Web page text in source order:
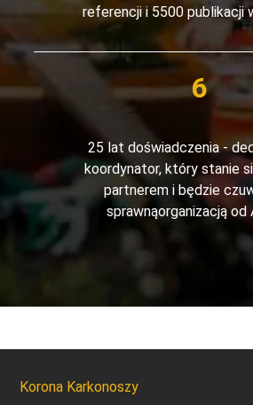
referencji i 5500 publikacji
25 lat doświadczenia -
koordynator, który stanie
partnerem i będzie
sprawnąorganizacją od
Korona Karkonoszy